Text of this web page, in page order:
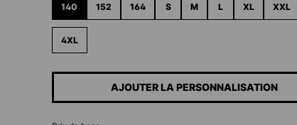
140 152 164 S M L XL XXL
4XL
AJOUTER LA PERSONNALISATION